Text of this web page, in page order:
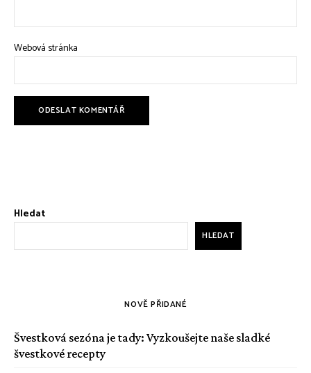
Webová stránka
Hledat
HLEDAT
NOVĚ PŘIDANÉ
Švestková sezóna je tady: Vyzkoušejte naše sladké
švestkové recepty